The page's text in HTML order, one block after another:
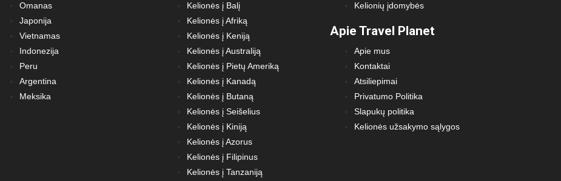
Omanas
Japonija
Vietnamas
Indonezija
Peru
Argentina
Meksika
Kelionės į Balį
Kelionės į Afriką
Kelionės į Keniją
Kelionės į Australiją
Kelionės į Pietų Ameriką
Kelionės į Kanadą
Kelionės į Butaną
Kelionės į Seišelius
Kelionės į Kiniją
Kelionės į Azorus
Kelionės į Filipinus
Kelionės į Tanzaniją
Kelionių įdomybės
Apie Travel Planet
Apie mus
Kontaktai
Atsiliepimai
Privatumo Politika
Slapukų politika
Kelionės užsakymo sąlygos